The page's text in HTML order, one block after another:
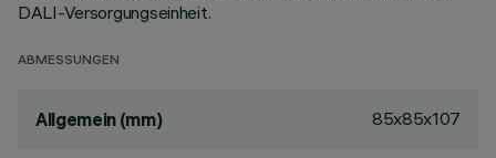
DALI-Versorgungseinheit.
ABMESSUNGEN
Allgemein (mm) 85x85x107